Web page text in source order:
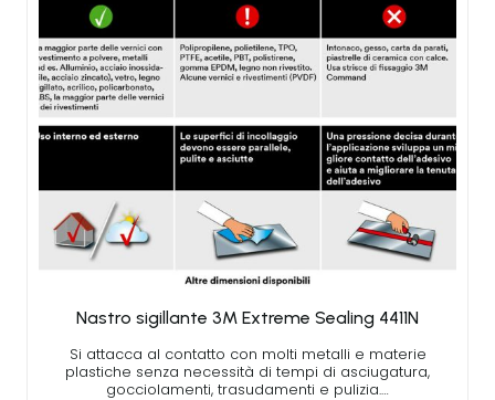
Nastro sigillante 3M Extreme Sealing 4411N
Si attacca al contatto con molti metalli e materie
plastiche senza necessità di tempi di asciugatura,
gocciolamenti, trasudamenti e pulizia.…